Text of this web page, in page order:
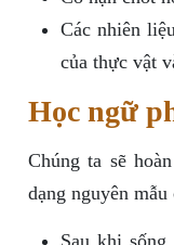
Các nhiên
của thực vật
Học ngữ
Chúng ta sẽ
dạng nguyên